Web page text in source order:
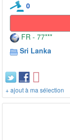
0
FR - 77***
Sri Lanka
+ ajout à ma sélection